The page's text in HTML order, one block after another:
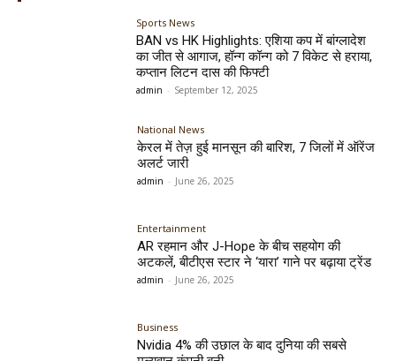
Sports News
BAN vs HK Highlights: एशिया कप में बांग्लादेश
का जीत से आगाज, हॉन्ग कॉन्ग को 7 विकेट से हराया,
कप्तान लिटन दास की फिफ्टी
admin - September 12, 2025
National News
केरल में तेज़ हुई मानसून की बारिश, 7 जिलों में ऑरेंज
अलर्ट जारी
admin - June 26, 2025
Entertainment
AR रहमान और J-Hope के बीच सहयोग की
अटकलें, बीटीएस स्टार ने ‘यारा’ गाने पर बढ़ाया ट्रेंड
admin - June 26, 2025
Business
Nvidia 4% की उछाल के बाद दुनिया की सबसे